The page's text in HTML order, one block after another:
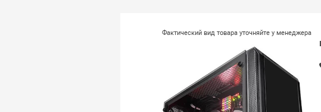
Фактический вид товара уточняйте у менеджера